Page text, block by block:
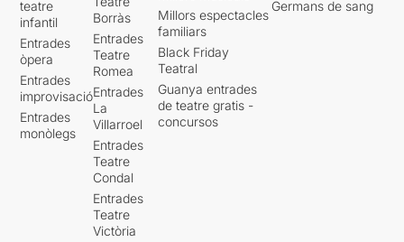
teatre
infantil
Entrades
òpera
Entrades
improvisació
Entrades
monòlegs
Borràs
Entrades
Teatre
Romea
Entrades
La
Villarroel
Entrades
Teatre
Condal
Entrades
Teatre
Victòria
Millors espectacles
familiars
Black Friday
Teatral
Guanya entrades
de teatre gratis -
concursos
Germans de sang